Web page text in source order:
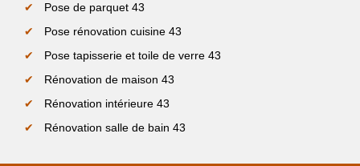
Pose de parquet 43
Pose rénovation cuisine 43
Pose tapisserie et toile de verre 43
Rénovation de maison 43
Rénovation intérieure 43
Rénovation salle de bain 43